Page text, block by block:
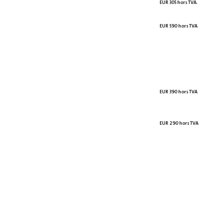
EUR 305 hors TVA.
EUR 590 hors TVA
EUR 390 hors TVA
EUR 290 hors TVA